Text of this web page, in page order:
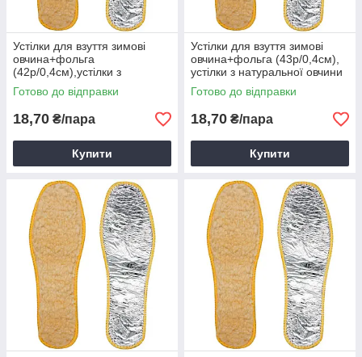
Устілки для взуття зимові
овчина+фольга
(42р/0,4см),устілки з
натуральної овчини та
фольги
Готово до відправки
18,70 ₴/пара
Купити
Устілки для взуття зимові
овчина+фольга (43р/0,4см),
устілки з натуральної овчини
та фольги
Готово до відправки
18,70 ₴/пара
Купити